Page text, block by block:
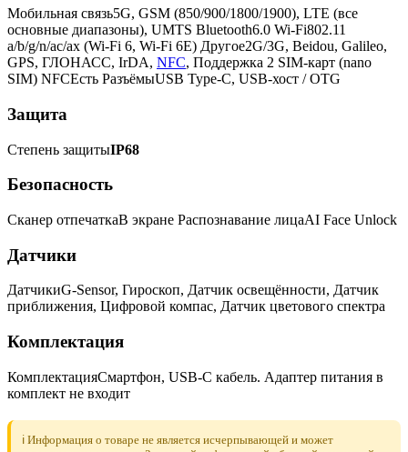
Мобильная связь5G, GSM (850/900/1800/1900), LTE (все
основные диапазоны), UMTS Bluetooth6.0 Wi-Fi802.11
a/b/g/n/ac/ax (Wi-Fi 6, Wi-Fi 6E) Другое2G/3G, Beidou, Galileo,
GPS, ГЛОНАСС, IrDA, NFC, Поддержка 2 SIM-карт (nano
SIM) NFCЕсть РазъёмыUSB Type-C, USB-хост / OTG
Защита
Степень защитыIP68
Безопасность
Сканер отпечаткаВ экране Распознавание лицаAI Face Unlock
Датчики
ДатчикиG-Sensor, Гироскоп, Датчик освещённости, Датчик
приближения, Цифровой компас, Датчик цветового спектра
Комплектация
КомплектацияСмартфон, USB-C кабель. Адаптер питания в
комплект не входит
ℹ️ Информация о товаре не является исчерпывающей и может